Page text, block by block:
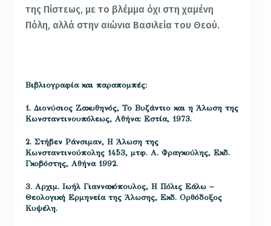
της Πίστεως, με το βλέμμα όχι στη χαμένη
Πόλη, αλλά στην αιώνια Βασιλεία του Θεού.
Βιβλιογραφία και παραπομπές:
1. Διονύσιος Ζακυθηνός, Το Βυζάντιο και η Άλωση της
Κωνσταντινουπόλεως, Αθήνα: Εστία, 1973.
2. Στήβεν Ράνσιμαν, Η Άλωση της
Κωνσταντινούπολης 1453, μτφ. Α. Φραγκούλης, Εκδ.
Γκοβόστης, Αθήνα 1992.
3. Αρχιμ. Ιωήλ Γιαννακόπουλος, Η Πόλις Εάλω –
Θεολογική Ερμηνεία της Άλωσης, Εκδ. Ορθόδοξος
Κυψέλη.